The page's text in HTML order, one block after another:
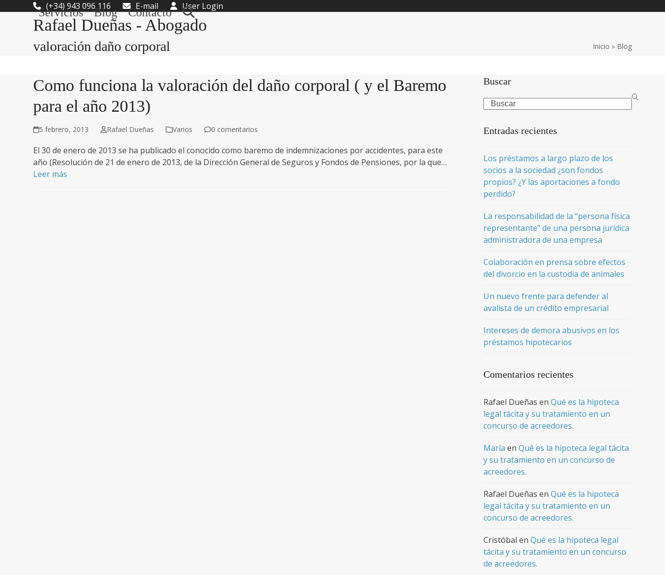
(+34) 943 096 116 E-mail User Login
Rafael Dueñas - Abogado
Servicios Blog Contacto
valoración daño corporal Inicio » Blog
Como funciona la valoración del daño corporal ( y el Baremo
para el año 2013)
5 febrero, 2013 Rafael Dueñas Varios 0 comentarios
El 30 de enero de 2013 se ha publicado el conocido como baremo de indemnizaciones por accidentes, para este
año (Resolución de 21 de enero de 2013, de la Dirección General de Seguros y Fondos de Pensiones, por la que…
Leer más
Buscar
Search
Entradas recientes
Los préstamos a largo plazo de los
socios a la sociedad ¿son fondos
propios? ¿Y las aportaciones a fondo
perdido?
La responsabilidad de la “persona física
representante” de una persona jurídica
administradora de una empresa
Colaboración en prensa sobre efectos
del divorcio en la custodia de animales
Un nuevo frente para defender al
avalista de un crédito empresarial
Intereses de demora abusivos en los
préstamos hipotecarios
Comentarios recientes
Rafael Dueñas en Qué es la hipoteca
legal tácita y su tratamiento en un
concurso de acreedores.
María en Qué es la hipoteca legal tácita
y su tratamiento en un concurso de
acreedores.
Rafael Dueñas en Qué es la hipoteca
legal tácita y su tratamiento en un
concurso de acreedores.
Cristóbal en Qué es la hipoteca legal
tácita y su tratamiento en un concurso
de acreedores.